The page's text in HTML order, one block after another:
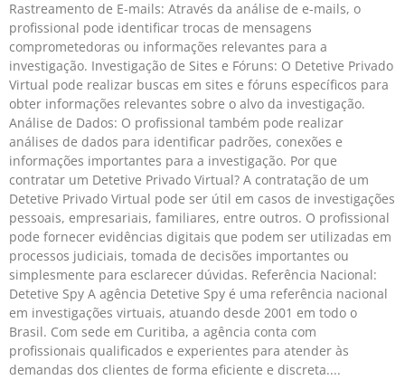
Rastreamento de E-mails: Através da análise de e-mails, o
profissional pode identificar trocas de mensagens
comprometedoras ou informações relevantes para a
investigação. Investigação de Sites e Fóruns: O Detetive Privado
Virtual pode realizar buscas em sites e fóruns específicos para
obter informações relevantes sobre o alvo da investigação.
Análise de Dados: O profissional também pode realizar
análises de dados para identificar padrões, conexões e
informações importantes para a investigação. Por que
contratar um Detetive Privado Virtual? A contratação de um
Detetive Privado Virtual pode ser útil em casos de investigações
pessoais, empresariais, familiares, entre outros. O profissional
pode fornecer evidências digitais que podem ser utilizadas em
processos judiciais, tomada de decisões importantes ou
simplesmente para esclarecer dúvidas. Referência Nacional:
Detetive Spy A agência Detetive Spy é uma referência nacional
em investigações virtuais, atuando desde 2001 em todo o
Brasil. Com sede em Curitiba, a agência conta com
profissionais qualificados e experientes para atender às
demandas dos clientes de forma eficiente e discreta.